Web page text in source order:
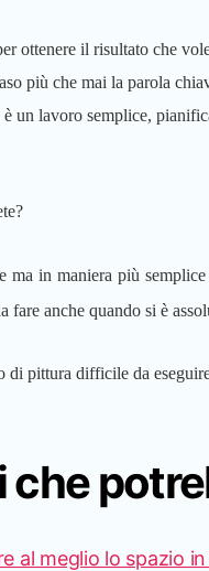
ottenere il risultato che
più che mai la parola
un lavoro semplice,
in maniera più
fare anche quando si è
di pittura difficile da
al meglio lo spazio in